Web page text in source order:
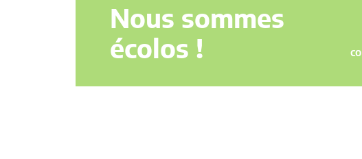
Nous sommes
écolos !